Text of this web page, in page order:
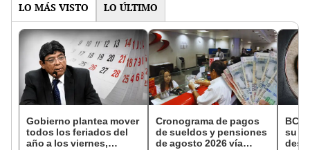
LO MÁS VISTO LO ÚLTIMO
Gobierno plantea mover
todos los feriados del
año a los viernes,
Cronograma de pagos
de sueldos y pensiones
de agosto 2026 vía
BCR
su